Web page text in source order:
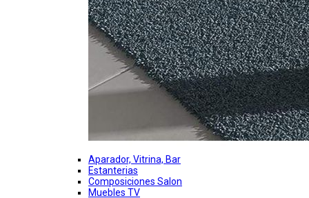
Aparador, Vitrina, Bar
Estanterias
Composiciones Salon
Muebles TV